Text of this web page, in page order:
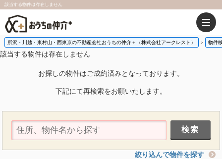
該当する物件は存在しません
所沢・川越・東村山・西東京の不動産会社おうちの仲介＋（株式会社アークレスト） 物件
該当する物件は存在しません
お探しの物件はご成約済みとなっております。
下記にて再検索をお願いたします。
絞り込んで物件を探す